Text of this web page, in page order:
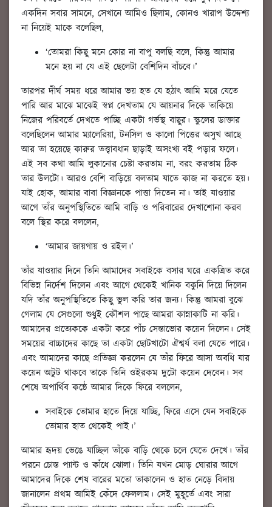
একদিন সবার সামনে, সেখানে আমিও ছিলাম, কোনও খারাপ উদ্দেশ্য
না নিয়েই মাকে বলেছিল,
‘তোমরা কিছু মনে কোর না বাপু বলছি বলে, কিন্তু আমার
মনে হয় না যে এই ছেলেটা বেশিদিন বাঁচবে।’
তারপর দীর্ঘ সময় ধরে আমার ভয় হত যে হঠাৎ আমি মরে যেতে
পারি আর মাঝে মাঝেই স্বপ্ন দেখতাম যে আয়নার দিকে তাকিয়ে
নিজের পরিবর্তে দেখতে পাচ্ছি একটা গর্ভস্থ বাছুর। স্কুলের ডাক্তার
বলেছিলেন আমার ম্যালেরিয়া, টনসিল ও কালো পিত্তের অসুখ আছে
আর তা হয়েছে কারুর তত্ত্বাবধান ছাড়াই অসংখ্য বই পড়ার ফলে।
এই সব কথা আমি লুকানোর চেষ্টা করতাম না, বরং করতাম ঠিক
তার উলটো। আরও বেশি বাড়িয়ে বলতাম যাতে কাজ না করতে হয়।
যাই হোক, আমার বাবা বিজ্ঞানকে পাত্তা দিতেন না। তাই যাওয়ার
আগে তাঁর অনুপস্থিতিতে আমি বাড়ি ও পরিবারের দেখাশোনা করব
বলে স্থির করে বললেন,
‘আমার জায়গায় ও রইল।’
তাঁর যাওয়ার দিনে তিনি আমাদের সবাইকে বসার ঘরে একত্রিত করে
বিভিন্ন নির্দেশ দিলেন এবং আগে থেকেই খানিক বকুনি দিয়ে দিলেন
যদি তাঁর অনুপস্থিতিতে কিছু ভুল করি তার জন্য। কিন্তু আমরা বুঝে
গেলাম যে সেগুলো শুধুই কৌশল পাছে আমরা কান্নাকাটি না করি।
আমাদের প্রত্যেককে একটা করে পাঁচ সেন্তাভোর কয়েন দিলেন। সেই
সময়ের বাচ্চাদের কাছে তা একটা ছোটখাটো ঐশ্বর্য বলা যেতে পারে।
এবং আমাদের কাছে প্রতিজ্ঞা করলেন যে তাঁর ফিরে আসা অবধি যার
কয়েন অটুট থাকবে তাকে তিনি ওইরকম দুটো কয়েন দেবেন। সব
শেষে অপার্থিব কন্ঠে আমার দিকে ফিরে বললেন,
সবাইকে তোমার হাতে দিয়ে যাচ্ছি, ফিরে এসে যেন সবাইকে
তোমার হাত থেকেই পাই।’
আমার হৃদয় ভেঙে যাচ্ছিল তাঁকে বাড়ি থেকে চলে যেতে দেখে। তাঁর
পরনে চোস্ত প্যান্ট ও কাঁধে ঝোলা। তিনি যখন মোড় ঘোরার আগে
আমাদের দিকে শেষ বারের মতো তাকালেন ও হাত নেড়ে বিদায়
জানালেন প্রথম আমিই কেঁদে ফেললাম। সেই মুহূর্তে এবং সারা